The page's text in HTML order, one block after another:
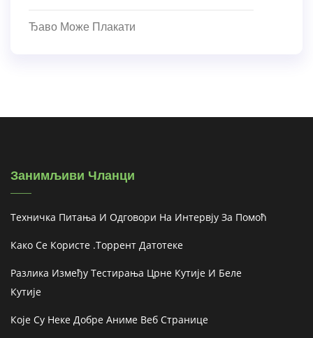
Ђаво Може Плакати
Занимљиви Чланци
Техничка Питања И Одговори На Интервју За Помоћ
Како Се Користе .торрент Датотеке
Разлика Између Тестирања Црне Кутије И Беле
Кутије
Које Су Неке Добре Аниме Веб Странице